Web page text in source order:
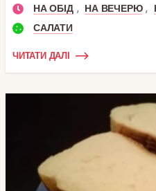
НА ОБІД , НА ВЕЧЕРЮ ,
САЛАТИ
ЧИТАТИ ДАЛІ